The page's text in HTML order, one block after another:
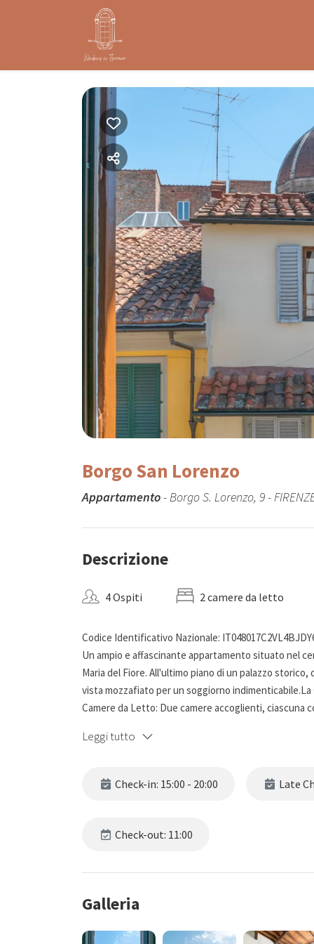
Borgo San Lorenzo
Appartamento- Borgo S. Lorenzo, 9 -
Descrizione
4 Ospiti 2 camere da letto
Codice Identificativo Nazionale:
Un ampio e affascinante appartamento situato nel
Maria del Fiore. All'ultimo piano di un palazzo
vista mozzafiato per un soggiorno indimenticabile.La
Camere da Letto: Due camere accoglienti, ciascuna
Cucina: Una cucina abitabile e completamente
Aria Condizionata: Per stare freschi anche nei mesi
Leggi tutto
Check-in: 15:00 - 20:00 Late
Check-out: 11:00
Galleria